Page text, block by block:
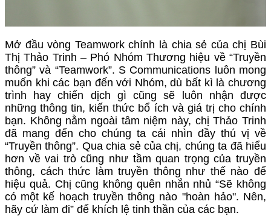
Mở đầu vòng Teamwork chính là chia sẻ của chị Bùi
Thị Thảo Trinh – Phó Nhóm Thương hiệu về “Truyền
thông” và “Teamwork”. S Communications luôn mong
muốn khi các bạn đến với Nhóm, dù bất kì là chương
trình hay chiến dịch gì cũng sẽ luôn nhận được
những thông tin, kiến thức bổ ích và giá trị cho chính
bạn. Không nằm ngoài tâm niệm này, chị Thảo Trinh
đã mang đến cho chúng ta cái nhìn đầy thú vị về
“Truyền thông”. Qua chia sẻ của chị, chúng ta đã hiểu
hơn về vai trò cũng như tầm quan trọng của truyền
thông, cách thức làm truyền thông như thế nào để
hiệu quả. Chị cũng không quên nhắn nhủ “Sẽ không
có một kế hoạch truyền thông nào "hoàn hảo". Nên,
hãy cứ làm đi” để khích lệ tinh thần của các bạn.